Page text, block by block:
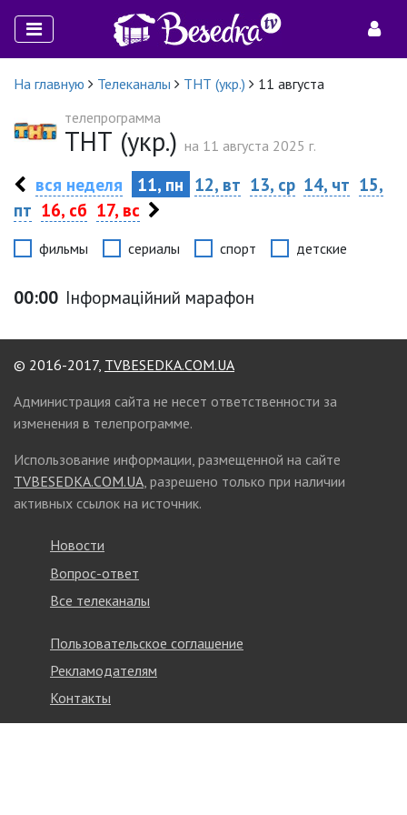
На главную Телеканалы ТНТ (укр.)
11 августа
телепрограмма
ТНТ (укр.) на 11 августа 2025 г.
вся неделя 11, пн 12, вт 13, ср 14, чт 15,
пт 16, сб 17, вс
фильмы сериалы спорт детские
00:00 Інформаційний марафон
© 2016-2017, TVBESEDKA.COM.UA
Администрация сайта не несет ответственности за
изменения в телепрограмме.
Использование информации, размещенной на сайте
TVBESEDKA.COM.UA, разрешено только при наличии
активных ссылок на источник.
Новости
Вопрос-ответ
Все телеканалы
Пользовательское соглашение
Рекламодателям
Контакты